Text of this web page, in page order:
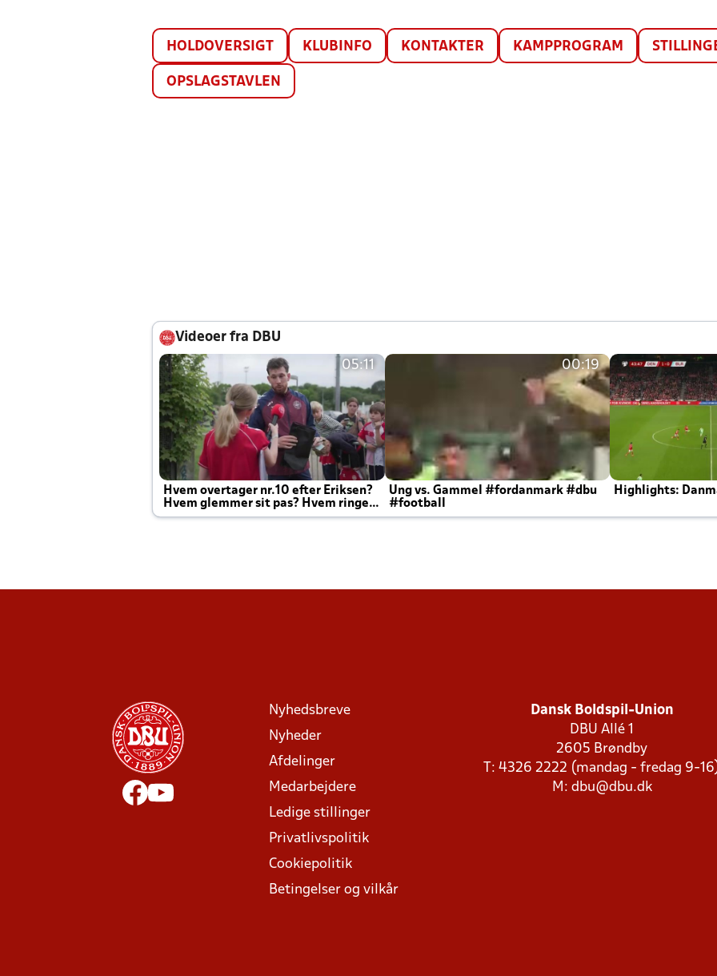
HOLDOVERSIGT KLUBINFO KONTAKTER KAMPPROGRAM
OPSLAGSTAVLEN
Videoer fra DBU
05:11
Hvem overtager nr.10 efter Eriksen?
Hvem glemmer sit pas? Hvem ringer
Joachim altid til efter kampe?
00:19
Ung vs. Gammel #fordanmark #dbu
#football
Highlights:
Nyhedsbreve
Nyheder
Afdelinger
Medarbejdere
Ledige stillinger
Privatlivspolitik
Cookiepolitik
Betingelser og vilkår
Dansk Boldspil-Union
DBU Allé 1
2605 Brøndby
T: 4326 2222 (mandag - fredag 9-
M: dbu@dbu.dk